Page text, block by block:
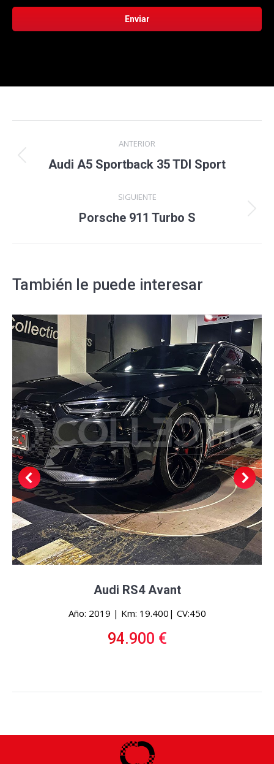
entre
ANTERIOR
Proyecto
Audi A5 Sportback 35 TDI Sport
SIGUIENTE
Proyecto
Porsche 911 Turbo S
También le puede interesar
Audi RS4 Avant
Año: 2019 | Km: 19.400| CV:450
94.900 €